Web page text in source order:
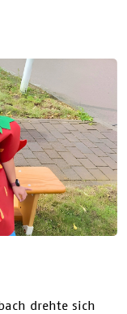
drehte sich